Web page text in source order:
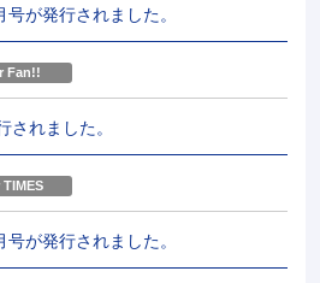
が発行されました。
Fan!!
されました。
TIMES
が発行されました。